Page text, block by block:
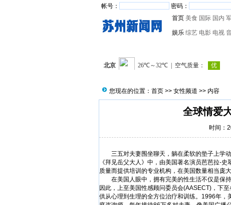
帐号： 密码：
首页 美食 国际 国内
娱乐 综艺 电影 电视
您现在的位置： 首页 >> 女性频道 >> 内容
全球情爱
时间：
三五对夫妻围坐聊天，躺在柔软的垫子上学
《拜见岳父大人》中，由美国著名演员芭芭拉-
质量而提供培训的专业机构，在美国数量相当庞大
在美国人眼中，拥有完美的性生活不仅是保持
因此，上至美国性感顾问委员会(AASECT)，下
供从心理到生理的全方位治疗和训练。1996年